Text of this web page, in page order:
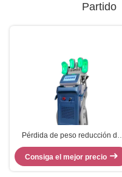
Partido
Pérdida de peso reducción de
grasa 9in1 360 Grasa
congelación cryolipólisis
adelgazamiento
Consiga el mejor precio